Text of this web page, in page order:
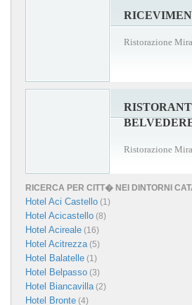
Ristorazione
Ristorazione
RICERCA PER CITT� NEI DINTORNI
Hotel Aci Castello (1)
Hotel Acicastello (8)
Hotel Acireale (16)
Hotel Acitrezza(5)
Hotel Balatelle (1)
Hotel Belpasso (3)
Hotel Biancavilla(2)
Hotel Bronte (4)